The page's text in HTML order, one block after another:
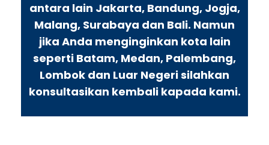
antara lain Jakarta, Bandung, Jogja,
Malang, Surabaya dan Bali. Namun
jika Anda menginginkan kota lain
seperti Batam, Medan, Palembang,
Lombok dan Luar Negeri silahkan
konsultasikan kembali kapada kami.